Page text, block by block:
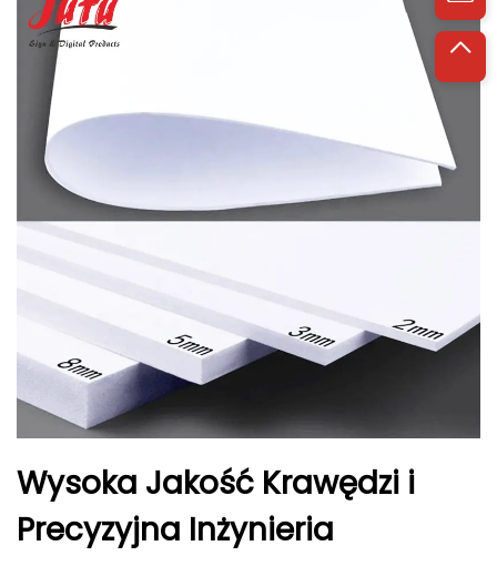
Wysoka Jakość Krawędzi i
Precyzyjna Inżynieria